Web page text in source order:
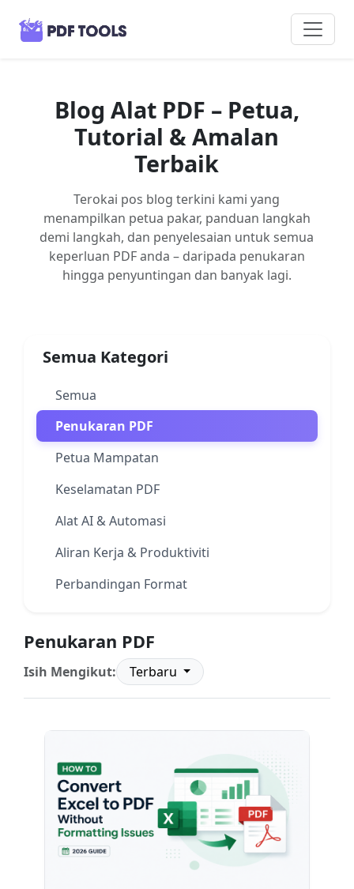
Blog Alat PDF – Petua,
Tutorial & Amalan
Terbaik
Terokai pos blog terkini kami yang
menampilkan petua pakar, panduan langkah
demi langkah, dan penyelesaian untuk semua
keperluan PDF anda – daripada penukaran
hingga penyuntingan dan banyak lagi.
Semua Kategori
Semua
Penukaran PDF
Petua Mampatan
Keselamatan PDF
Alat AI & Automasi
Aliran Kerja & Produktiviti
Perbandingan Format
Penukaran PDF
Isih Mengikut: Terbaru